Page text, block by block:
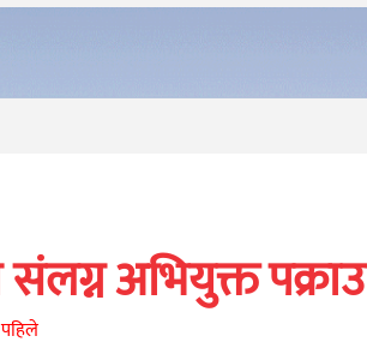
अभियुक्त पक्राउ